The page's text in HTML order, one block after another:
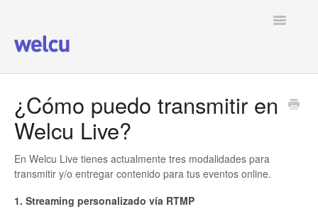
Toggle
¿Cómo puedo transmitir en
Welcu Live?
En Welcu Live tienes actualmente tres modalidades para
transmitir y/o entregar contenido para tus eventos online.
1. Streaming personalizado vía RTMP